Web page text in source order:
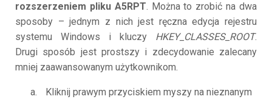
rozszerzeniem pliku A5RPT. Można to zrobić na dwa
sposoby – jednym z nich jest ręczna edycja rejestru
systemu Windows i kluczy HKEY_CLASSES_ROOT.
Drugi sposób jest prostszy i zdecydowanie zalecany
mniej zaawansowanym użytkownikom.
Kliknij prawym przyciskiem myszy na nieznanym